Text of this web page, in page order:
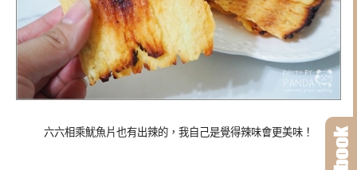
六六相乘魷魚片也有出辣的，我自己是覺得辣味會更美味！